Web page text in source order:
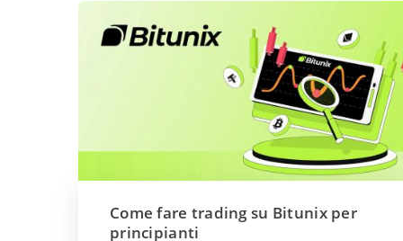
Come fare trading su Bitunix per
principianti